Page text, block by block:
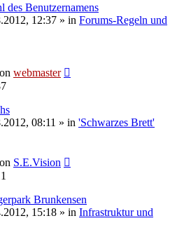
des Benutzernamens
12:37 » in Forums-Regeln und
webmaster
08:11 » in 'Schwarzes Brett'
S.E.Vision
Brunkensen
15:18 » in Infrastruktur und